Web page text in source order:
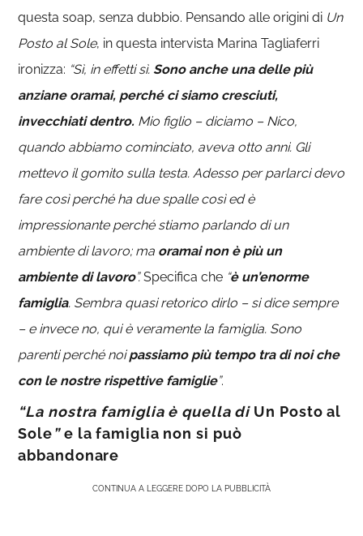
questa soap, senza dubbio. Pensando alle origini di Un
Posto al Sole, in questa intervista Marina Tagliaferri
ironizza: “Sì, in effetti sì. Sono anche una delle più
anziane oramai, perché ci siamo cresciuti,
invecchiati dentro. Mio figlio – diciamo – Nico,
quando abbiamo cominciato, aveva otto anni. Gli
mettevo il gomito sulla testa. Adesso per parlarci devo
fare così perché ha due spalle così ed è
impressionante perché stiamo parlando di un
ambiente di lavoro; ma oramai non è più un
ambiente di lavoro”.Specifica che “è un’enorme
famiglia. Sembra quasi retorico dirlo – si dice sempre
– e invece no, qui è veramente la famiglia. Sono
parenti perché noipassiamo più tempo tra di noi che
con le nostre rispettive famiglie”.
“La nostra famiglia è quella di Un Posto al
Sole”e la famiglia non si può
abbandonare
CONTINUA A LEGGERE DOPO LA PUBBLICITÀ